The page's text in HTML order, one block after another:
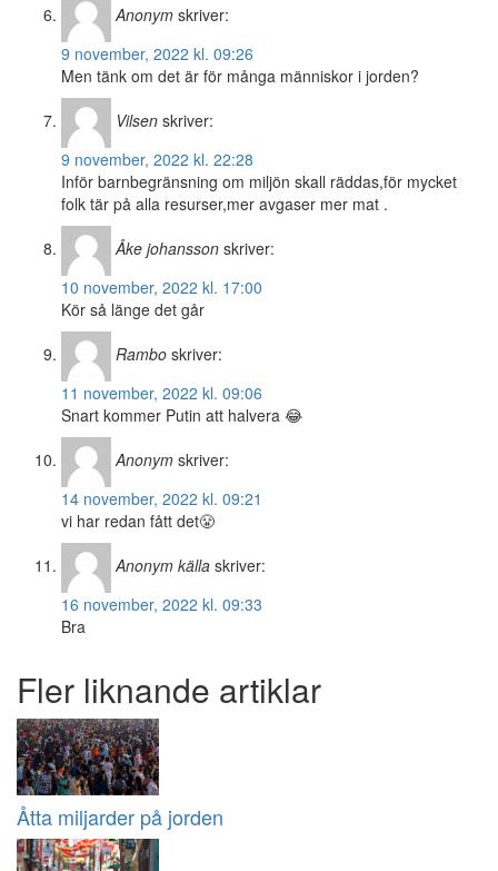
Anonym skriver:
9 november, 2022 kl. 09:26
Men tänk om det är för många människor i jorden?
Vilsen skriver:
9 november, 2022 kl. 22:28
Inför barnbegränsning om miljön skall räddas,för mycket
folk tär på alla resurser,mer avgaser mer mat .
Åke johansson skriver:
10 november, 2022 kl. 17:00
Kör så länge det går
Rambo skriver:
11 november, 2022 kl. 09:06
Snart kommer Putin att halvera 😂
Anonym skriver:
14 november, 2022 kl. 09:21
vi har redan fått det😤
Anonym källa skriver:
16 november, 2022 kl. 09:33
Bra
Fler liknande artiklar
Åtta miljarder på jorden